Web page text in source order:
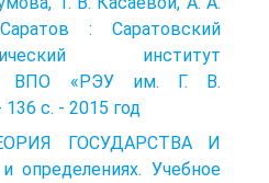
: Саратовский
институт
ВПО «РЭУ им. Г. В.
с. - 2015 год
ГОСУДАРСТВА И
определениях. Учебное